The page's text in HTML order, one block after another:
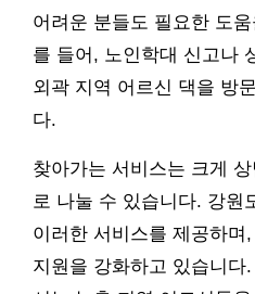
어려운 분들도 필요한 도
를 들어, 노인학대 신고나
외곽 지역 어르신 댁을 방
다.
찾아가는 서비스는 크게
로 나눌 수 있습니다. 강원
이러한 서비스를 제공하며
지원을 강화하고 있습니다